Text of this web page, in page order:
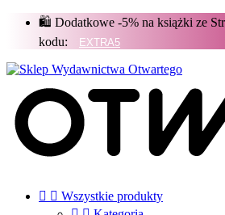
🛍️ Dodatkowe -5% na książki ze
kodu:
  Wszystkie produkty